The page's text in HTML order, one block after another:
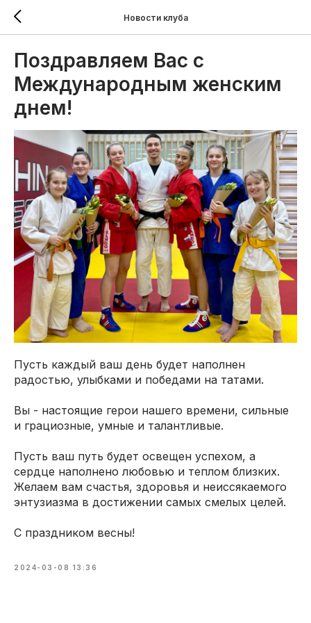
Новости клуба
Поздравляем Вас с
Международным женским
днем!
Пусть каждый ваш день будет наполнен
радостью, улыбками и победами на татами.
Вы - настоящие герои нашего времени, сильные
и грациозные, умные и талантливые.
Пусть ваш путь будет освещен успехом, а
сердце наполнено любовью и теплом близких.
Желаем вам счастья, здоровья и неиссякаемого
энтузиазма в достижении самых смелых целей.
С праздником весны!
2024-03-08 13:36